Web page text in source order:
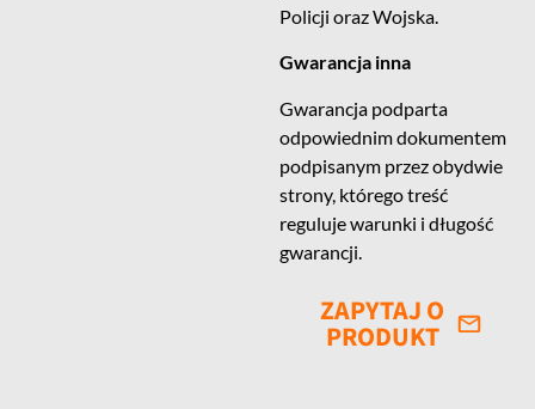
Policji oraz Wojska.
Gwarancja inna
Gwarancja podparta
odpowiednim dokumentem
podpisanym przez obydwie
strony, którego treść
reguluje warunki i długość
gwarancji.
ZAPYTAJ O
PRODUKT